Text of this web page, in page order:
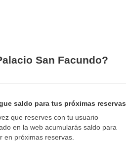
San Facundo?
saldo para tus próximas reservas
que reserves con tu usuario
en la web acumularás saldo para
en próximas reservas.